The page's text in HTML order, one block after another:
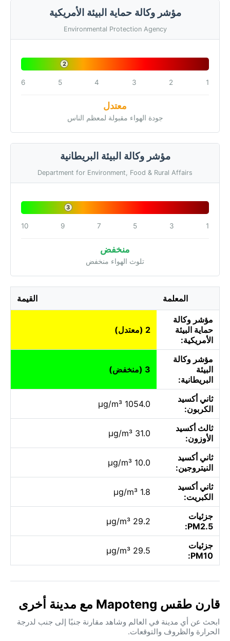
مؤشر وكالة حماية البيئة الأمريكية
Environmental Protection Agency
2
1
2
3
4
5
6
معتدل
جودة الهواء مقبولة لمعظم الناس
مؤشر وكالة البيئة البريطانية
Department for Environment, Food & Rural Affairs
3
1
3
5
7
9
10
منخفض
تلوث الهواء منخفض
المعلمة القيمة
مؤشر وكالة
حماية البيئة
الأمريكية:
2 (معتدل)
مؤشر وكالة
البيئة
البريطانية:
3 (منخفض)
ثاني أكسيد
الكربون:
1054.0 µg/m³
ثالث أكسيد
الأوزون:
31.0 µg/m³
ثاني أكسيد
النيتروجين:
10.0 µg/m³
ثاني أكسيد
الكبريت:
1.8 µg/m³
جزئيات
PM2.5:
29.2 µg/m³
جزئيات
PM10:
29.5 µg/m³
قارن طقس Mapoteng مع مدينة أخرى
ابحث عن أي مدينة في العالم وشاهد مقارنة جنبًا إلى جنب لدرجة
الحرارة والظروف والتوقعات.